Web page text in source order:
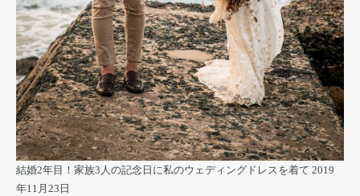
結婚2年目！家族3人の記念日に私のウェディングドレスを着て 2019
年11月23日